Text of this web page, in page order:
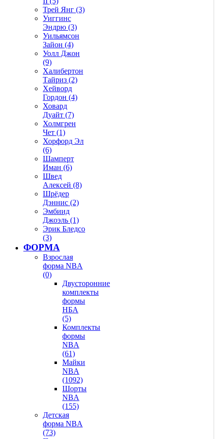
Трей Янг (3)
Уиггинс
Эндрю (3)
Уильямсон
Зайон (4)
Уолл Джон
(9)
Халибертон
Тайриз (2)
Хейворд
Гордон (4)
Ховард
Дуайт (7)
Холмгрен
Чет (1)
Хорфорд Эл
(6)
Шамперт
Иман (6)
Швед
Алексей (8)
Шрёдер
Дэннис (2)
Эмбиид
Джоэль (1)
Эрик Бледсо
(3)
ФОРМА
Взрослая
форма NBA
(0)
Двусторонние
комплекты
формы
НБА
(5)
Комплекты
формы
NBA
(61)
Майки
NBA
(1092)
Шорты
NBA
(155)
Детская
форма NBA
(73)